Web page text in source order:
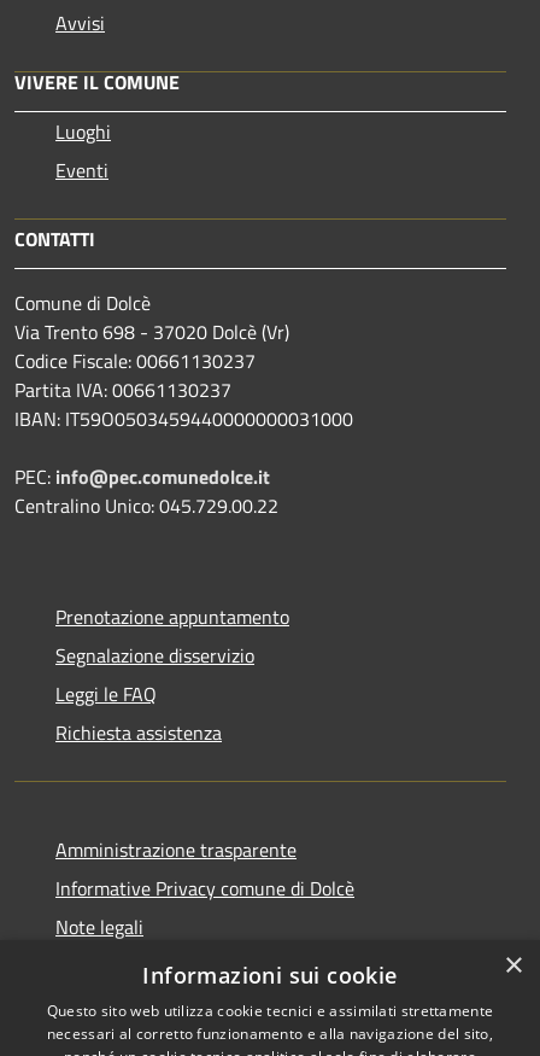
Avvisi
VIVERE IL COMUNE
Luoghi
Eventi
CONTATTI
Comune di Dolcè
Via Trento 698 - 37020 Dolcè (Vr)
Codice Fiscale: 00661130237
Partita IVA: 00661130237
IBAN: IT59O0503459440000000031000
PEC: info@pec.comunedolce.it
Centralino Unico: 045.729.00.22
Prenotazione appuntamento
Segnalazione disservizio
Leggi le FAQ
Richiesta assistenza
Amministrazione trasparente
Informative Privacy comune di Dolcè
Note legali
Dichiarazione di accessibilità
×
Informazioni sui cookie
Questo sito web utilizza cookie tecnici e assimilati strettamente
necessari al corretto funzionamento e alla navigazione del sito,